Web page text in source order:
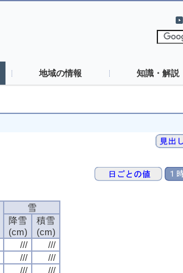
地域の情報 知識・解説
雪
降雪
(cm)
積雪
(cm)
///
///
///
///
///
///
雪
降雪
(cm)
積雪
(cm)
///
///
///
///
///
///
雪
降雪
(cm)
積雪
(cm)
///
///
///
///
///
///
雪
降雪
(cm)
積雪
(cm)
///
///
///
///
///
///